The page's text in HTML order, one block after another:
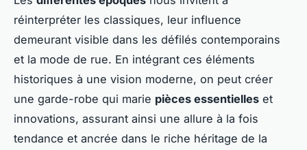
réinterpréter les classiques, leur influence
demeurant visible dans les défilés contemporains
et la mode de rue. En intégrant ces éléments
historiques à une vision moderne, on peut créer
une garde-robe qui marie pièces essentielles et
innovations, assurant ainsi une allure à la fois
tendance et ancrée dans le riche héritage de la